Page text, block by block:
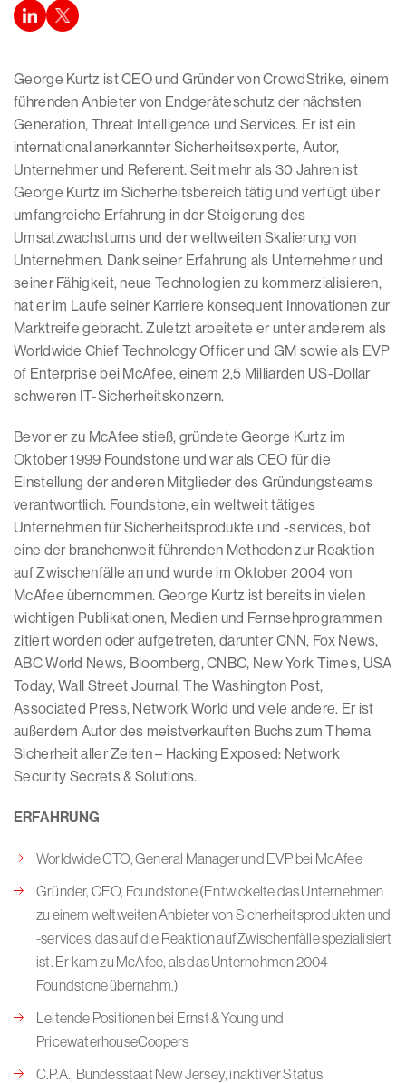
George Kurtz ist CEO und Gründer von CrowdStrike, einem
führenden Anbieter von Endgeräteschutz der nächsten
Generation, Threat Intelligence und Services. Er ist ein
international anerkannter Sicherheitsexperte, Autor,
Unternehmer und Referent. Seit mehr als 30 Jahren ist
George Kurtz im Sicherheitsbereich tätig und verfügt über
umfangreiche Erfahrung in der Steigerung des
Umsatzwachstums und der weltweiten Skalierung von
Unternehmen. Dank seiner Erfahrung als Unternehmer und
seiner Fähigkeit, neue Technologien zu kommerzialisieren,
hat er im Laufe seiner Karriere konsequent Innovationen zur
Marktreife gebracht. Zuletzt arbeitete er unter anderem als
Worldwide Chief Technology Officer und GM sowie als EVP
of Enterprise bei McAfee, einem 2,5 Milliarden US-Dollar
schweren IT-Sicherheitskonzern.
Bevor er zu McAfee stieß, gründete George Kurtz im
Oktober 1999 Foundstone und war als CEO für die
Einstellung der anderen Mitglieder des Gründungsteams
verantwortlich. Foundstone, ein weltweit tätiges
Unternehmen für Sicherheitsprodukte und -services, bot
eine der branchenweit führenden Methoden zur Reaktion
auf Zwischenfälle an und wurde im Oktober 2004 von
McAfee übernommen. George Kurtz ist bereits in vielen
wichtigen Publikationen, Medien und Fernsehprogrammen
zitiert worden oder aufgetreten, darunter CNN, Fox News,
ABC World News, Bloomberg, CNBC, New York Times, USA
Today, Wall Street Journal, The Washington Post,
Associated Press, Network World und viele andere. Er ist
außerdem Autor des meistverkauften Buchs zum Thema
Sicherheit aller Zeiten – Hacking Exposed: Network
Security Secrets & Solutions.
ERFAHRUNG
Worldwide CTO, General Manager und EVP bei McAfee
Gründer, CEO, Foundstone (Entwickelte das Unternehmen
zu einem weltweiten Anbieter von Sicherheitsprodukten und
-services, das auf die Reaktion auf Zwischenfälle spezialisiert
ist. Er kam zu McAfee, als das Unternehmen 2004
Foundstone übernahm.)
Leitende Positionen bei Ernst & Young und
PricewaterhouseCoopers
C.P.A., Bundesstaat New Jersey, inaktiver Status